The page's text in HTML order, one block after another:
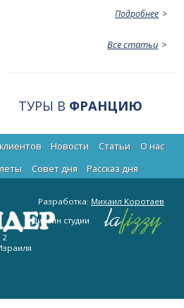
Подробнее
Все статьи
ТУРЫ В ФРАНЦИЮ
Новости Статьи
О нас
Cовет дня Рассказ дня
Разработка: Михаил Коротаев
Дизайн студии